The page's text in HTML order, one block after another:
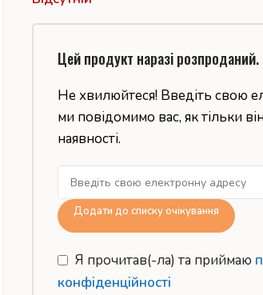
Цей продукт наразі розпроданий.
Не хвилюйтеся! Введіть свою
ми повідомимо вас, як тільки
наявності.
Додати до списку очікування
Я прочитав(-ла) та приймаю
конфіденційності